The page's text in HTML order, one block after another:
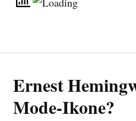
Ernest
Mode-Ikone?